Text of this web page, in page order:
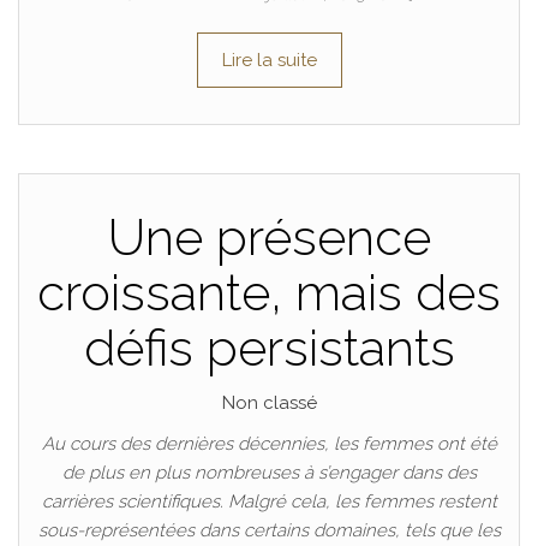
Lire la suite
Une présence
croissante, mais des
défis persistants
Non classé
Au cours des dernières décennies, les femmes ont été
de plus en plus nombreuses à s’engager dans des
carrières scientifiques. Malgré cela, les femmes restent
sous-représentées dans certains domaines, tels que les